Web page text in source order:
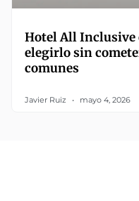
Hotel All Inclusive
elegirlo sin
comunes
Javier Ruiz mayo 4, 2026